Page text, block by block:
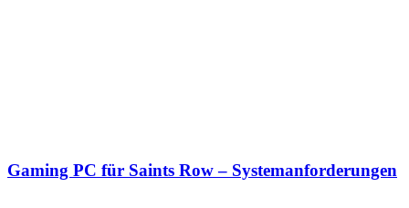
Gaming PC für Saints Row – Systemanforderungen